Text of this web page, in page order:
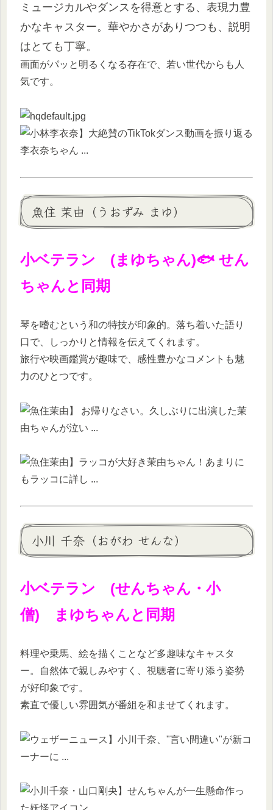
ミュージカルやダンスを得意とする、表現力豊
かなキャスター。華やかさがありつつも、説明
はとても丁寧。
画面がパッと明るくなる存在で、若い世代からも人
気です。
魚住 茉由（うおずみ まゆ）
小ベテラン (まゆちゃん)🐟 せん
ちゃんと同期
琴を嗜むという和の特技が印象的。落ち着いた語り
口で、しっかりと情報を伝えてくれます。
旅行や映画鑑賞が趣味で、感性豊かなコメントも魅
力のひとつです。
小川 千奈（おがわ せんな）
小ベテラン (せんちゃん・小
僧) まゆちゃんと同期
料理や乗馬、絵を描くことなど多趣味なキャスタ
ー。自然体で親しみやすく、視聴者に寄り添う姿勢
が好印象です。
素直で優しい雰囲気が番組を和ませてくれます。